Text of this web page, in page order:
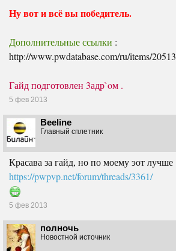
Ну вот и всё вы победитель.
Дополнительные ссылки :
http://www.pwdatabase.com/ru/items/20513
Гайд подготовлен 3адр`oм .
5 фев 2013
Beeline
Главный сплетник
Красава за гайд, но по моему эот лучше
https://pwpvp.net/forum/threads/3361/
5 фев 2013
полночь
Новостной источник